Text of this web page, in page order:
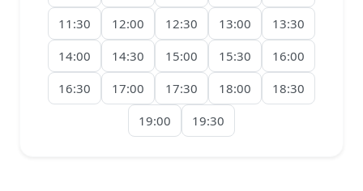
11:30
12:00 12:30 13:00
13:30
14:00
14:30 15:00 15:30
16:00
16:30
17:00 17:30 18:00
18:30
19:00
19:30